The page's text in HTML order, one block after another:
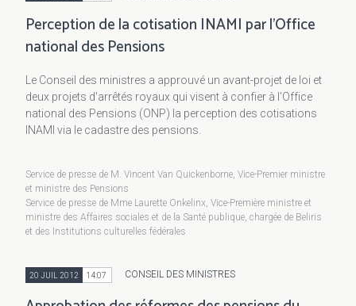
Perception de la cotisation INAMI par l'Office
national des Pensions
Le Conseil des ministres a approuvé un avant-projet de loi et
deux projets d'arrêtés royaux qui visent à confier à l'Office
national des Pensions (ONP) la perception des cotisations
INAMI via le cadastre des pensions.
Service de presse de M. Vincent Van Quickenborne, Vice-Premier ministre
et ministre des Pensions
Service de presse de Mme Laurette Onkelinx, Vice-Première ministre et
ministre des Affaires sociales et de la Santé publique, chargée de Beliris
et des Institutions culturelles fédérales
20 JUIL 2012 14:07 CONSEIL DES MINISTRES